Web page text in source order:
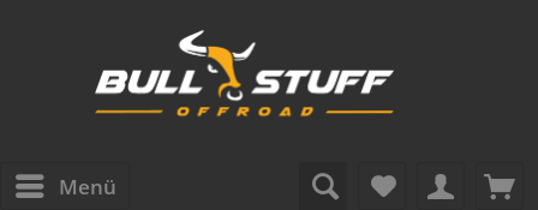
Menü